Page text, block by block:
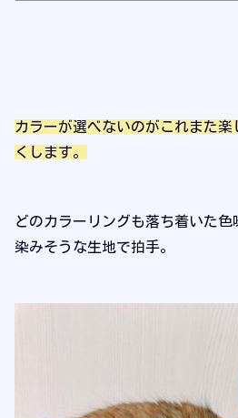
カラーが選べないのがこれまた
くします。
どのカラーリングも落ち着いた色
染みそうな生地で拍手。